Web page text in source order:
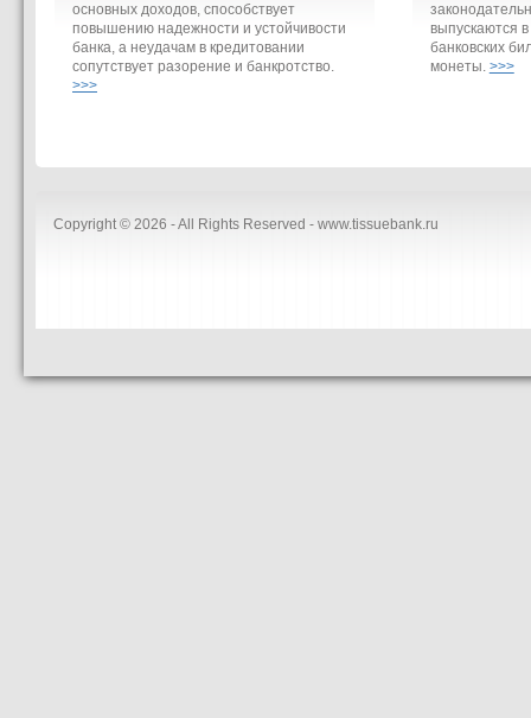
основных доходов, способствует
повышению надежности и устойчивости
банка, а неудачам в кредитовании
сопутствует разорение и банкротство.
>>>
выпускаются
банковских
монеты. >>>
Copyright © 2026 - All Rights Reserved - www.tissuebank.ru